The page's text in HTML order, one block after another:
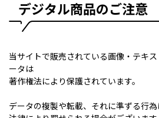
デジタル商品のご注意
当サイトで販売されている画像・テキ
ータは
著作権法により保護されています。
データの複製や転載、それに準ずる行為